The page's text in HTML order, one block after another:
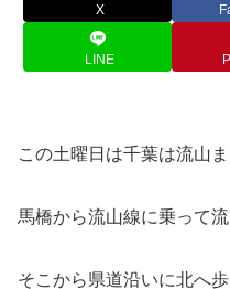
X
LINE
この土曜日は千葉は流山
馬橋から流山線に乗って流
そこから県道沿いに北へ